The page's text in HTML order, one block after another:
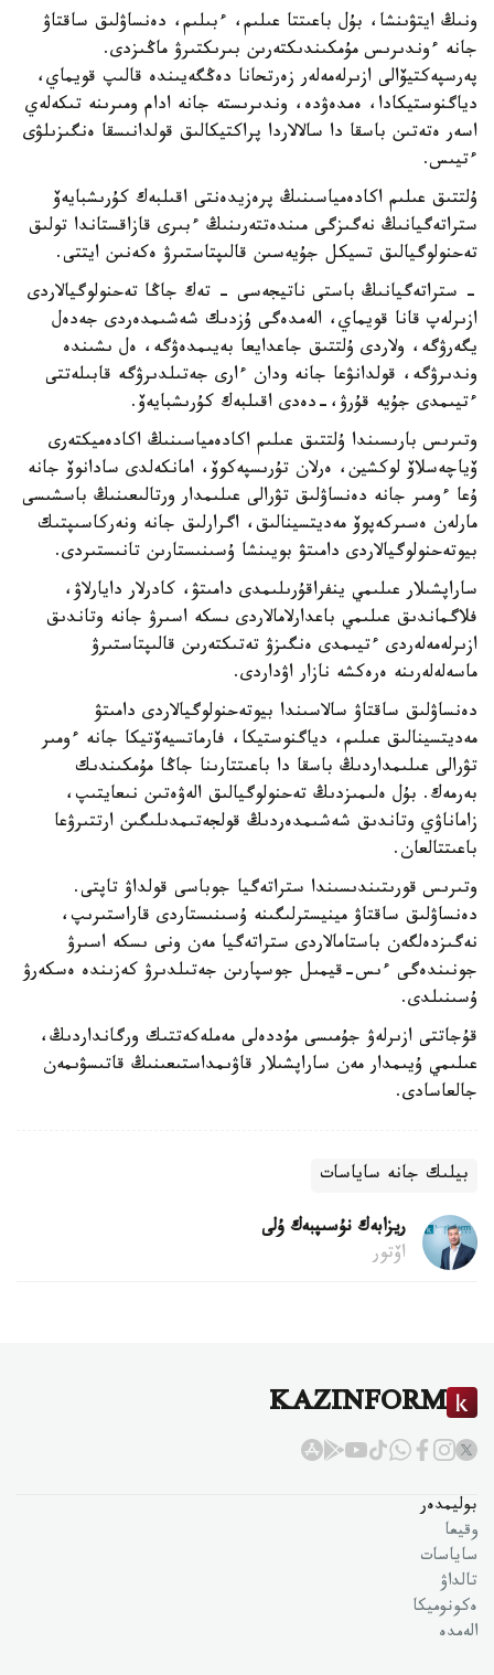
ونىڭ ايتۋىنشا، بۇل باعىتتا عىلىم، ءبىلىم، دەنساۋلىق ساقتاۋ
جانە ءوندىرىس مۇمكىندىكتەرىن بىرىكتىرۋ ماڭىزدى.
پەرسپەكتيۆالى ازىرلەمەلەر زەرتحانا دەڭگەيىندە قالىپ قويماي،
دياگنوستيكادا، ەمدەۋدە، وندىرىستە جانە ادام ومىرىنە تىكەلەي
اسەر ەتەتىن باسقا دا سالالاردا پراكتيكالىق قولدانىسقا ەنگىزىلۋى
ءتيىس.
ۇلتتىق عىلىم اكادەمياسىنىڭ پرەزيدەنتى اقىلبەك كۇرىشبايەۆ
ستراتەگيانىڭ نەگىزگى مىندەتتەرىنىڭ ءبىرى قازاقستاندا تولىق
تەحنولوگيالىق تسيكل جۇيەسىن قالىپتاستىرۋ ەكەنىن ايتتى.
- ستراتەگيانىڭ باستى ناتيجەسى - تەك جاڭا تەحنولوگيالاردى
ازىرلەپ قانا قويماي، الەمدەگى ۇزدىك شەشىمدەردى جەدەل
يگەرۋگە، ولاردى ۇلتتىق جاعدايعا بەيىمدەۋگە، ەل ىشىندە
وندىرۋگە، قولدانۋعا جانە ودان ءارى جەتىلدىرۋگە قابىلەتتى
ءتيىمدى جۇيە قۇرۋ،-دەدى اقىلبەك كۇرىشبايەۆ.
وتىرىس بارىسىندا ۇلتتىق عىلىم اكادەمياسىنىڭ اكادەميكتەرى
ۆياچەسلاۆ لوكشين، ەرلان تۇرىسپەكوۆ، امانكەلدى سادانوۆ جانە
ۇعا ءومىر جانە دەنساۋلىق تۋرالى عىلىمدار ورتالىعىنىڭ باسشىسى
مارلەن ەسىركەپوۆ مەديتسينالىق، اگرارلىق جانە ونەركاسىپتىك
بيوتەحنولوگيالاردى دامىتۋ بويىنشا ۇسىنىستارىن تانىستىردى.
ساراپشىلار عىلىمي ينفراقۇرىلىمدى دامىتۋ، كادرلار دايارلاۋ،
فلاگماندىق عىلىمي باعدارلامالاردى ىسكە اسىرۋ جانە وتاندىق
ازىرلەمەلەردى ءتيىمدى ەنگىزۋ تەتىكتەرىن قالىپتاستىرۋ
ماسەلەلەرىنە ەرەكشە نازار اۋداردى.
دەنساۋلىق ساقتاۋ سالاسىندا بيوتەحنولوگيالاردى دامىتۋ
مەديتسينالىق عىلىم، دياگنوستيكا، فارماتسيەۆتيكا جانە ءومىر
تۋرالى عىلىمداردىڭ باسقا دا باعىتتارىنا جاڭا مۇمكىندىك
بەرمەك. بۇل ەلىمىزدىڭ تەحنولوگيالىق الەۋەتىن نىعايتىپ،
زاماناۋي وتاندىق شەشىمدەردىڭ قولجەتىمدىلىگىن ارتتىرۋعا
باعىتتالعان.
وتىرىس قورىتىندىسىندا ستراتەگيا جوباسى قولداۋ تاپتى.
دەنساۋلىق ساقتاۋ مينيسترلىگىنە ۇسىنىستاردى قاراستىرىپ،
نەگىزدەلگەن باستامالاردى ستراتەگيا مەن ونى ىسكە اسىرۋ
جونىندەگى ءىس-قيمىل جوسپارىن جەتىلدىرۋ كەزىندە ەسكەرۋ
ۇسىنىلدى.
قۇجاتتى ازىرلەۋ جۇمىسى مۇددەلى مەملەكەتتىك ورگانداردىڭ،
عىلىمي ۇيىمدار مەن ساراپشىلار قاۋىمداستىعىنىڭ قاتىسۋىمەن
جالعاسادى.
بيلىك جانە ساياسات
ريزابەك نۇسىپبەك ۇلى
اۆتور
KAZINFORM
بوليمدەر
وقيعا
ساياسات
تالداۋ
ەكونوميكا
الەمدە